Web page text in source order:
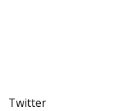
Twitter